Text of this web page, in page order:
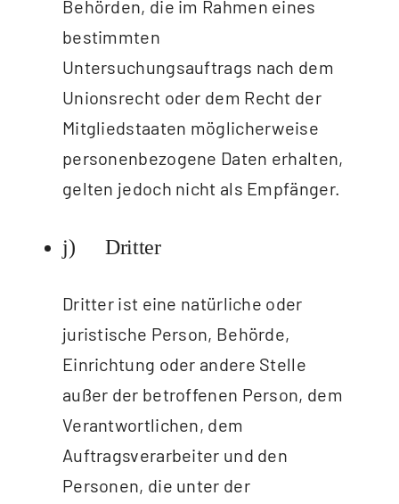
Behörden, die im Rahmen eines
bestimmten
Untersuchungsauftrags nach dem
Unionsrecht oder dem Recht der
Mitgliedstaaten möglicherweise
personenbezogene Daten erhalten,
gelten jedoch nicht als Empfänger.
j) Dritter
Dritter ist eine natürliche oder
juristische Person, Behörde,
Einrichtung oder andere Stelle
außer der betroffenen Person, dem
Verantwortlichen, dem
Auftragsverarbeiter und den
Personen, die unter der